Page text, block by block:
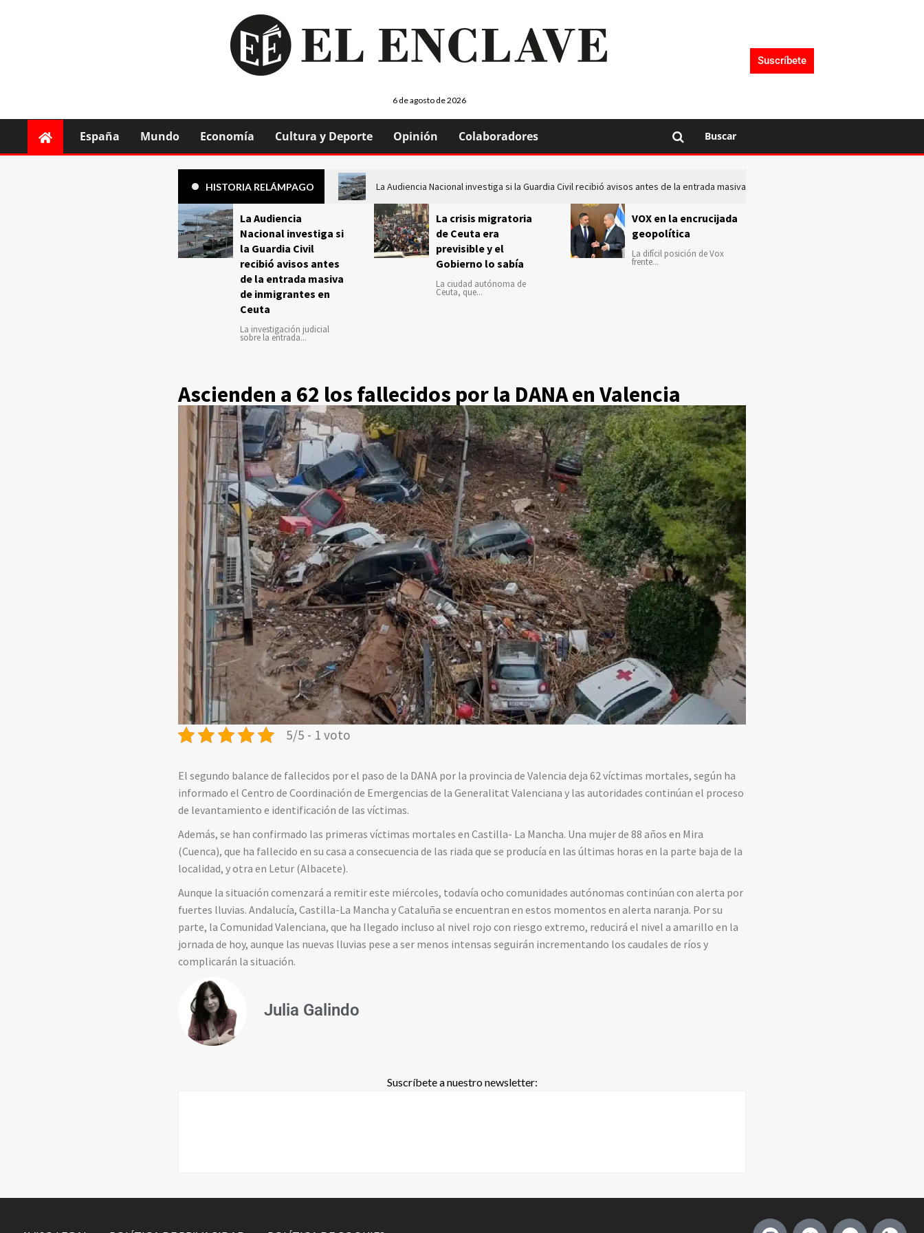
6 de agosto de 2026
Suscríbete
España Mundo Economía Cultura y Deporte Opinión Colaboradores Buscar
HISTORIA RELÁMPAGO La Audiencia Nacional investiga si la Guardia Civil recibió avisos antes de la entrada masiva de inmigrantes en Ceuta
La Audiencia
Nacional investiga si
la Guardia Civil
recibió avisos antes
de la entrada masiva
de inmigrantes en
Ceuta
La investigación judicial
sobre la entrada...
La crisis migratoria
de Ceuta era
previsible y el
Gobierno lo sabía
La ciudad autónoma de
Ceuta, que...
VOX en la encrucijada
geopolítica
La difícil posición de Vox
frente...
Ascienden a 62 los fallecidos por la DANA en Valencia
5/5 - 1 voto
El segundo balance de fallecidos por el paso de la DANA por la provincia de Valencia deja 62 víctimas mortales, según ha
informado el Centro de Coordinación de Emergencias de la Generalitat Valenciana y las autoridades continúan el proceso
de levantamiento e identificación de las víctimas.
Además, se han confirmado las primeras víctimas mortales en Castilla- La Mancha. Una mujer de 88 años en Mira
(Cuenca), que ha fallecido en su casa a consecuencia de las riada que se producía en las últimas horas en la parte baja de la
localidad, y otra en Letur (Albacete).
Aunque la situación comenzará a remitir este miércoles, todavía ocho comunidades autónomas continúan con alerta por
fuertes lluvias. Andalucía, Castilla-La Mancha y Cataluña se encuentran en estos momentos en alerta naranja. Por su
parte, la Comunidad Valenciana, que ha llegado incluso al nivel rojo con riesgo extremo, reducirá el nivel a amarillo en la
jornada de hoy, aunque las nuevas lluvias pese a ser menos intensas seguirán incrementando los caudales de ríos y
complicarán la situación.
Julia Galindo
Suscríbete a nuestro newsletter: